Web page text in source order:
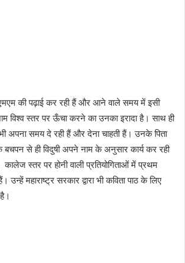
की पढ़ाई कर रही हैं और आने वाले समय में इसी
विश्व स्तर पर ऊँचा करने का उनका इरादा है। साथ ही
अपना समय दे रही हैं और देना चाहती हैं। उनके पिता
बचपन से ही विदुषी अपने नाम के अनुसार कार्य कर रही
स्तर पर होनी वाली प्रतियोगिताओं में प्रथम
उन्हें महाराष्ट्र सरकार द्वारा भी कविता पाठ के लिए